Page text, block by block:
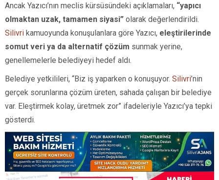
Ancak Yazıcı’nın meclis kürsüsündeki açıklamaları, “yapıcı
olmaktan uzak, tamamen siyasi” olarak değerlendirildi.
Silivri kamuoyunda konuşulanlara göre Yazıcı, eleştirilerinde
somut veri ya da alternatif çözüm sunmak yerine,
genellemelerle belediyeyi hedef aldı.
Belediye yetkilileri, “Biz iş yaparken o konuşuyor. Silivri’nin
gerçek sorunlarına çözüm üreten, sahada çalışan bir belediye
var. Eleştirmek kolay, üretmek zor” ifadeleriyle Yazıcı’ya tepki
gösterdi.